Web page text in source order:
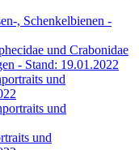
, Schenkelbienen -
und Crabonidae
- Stand: 19.01.2022
und
und
und